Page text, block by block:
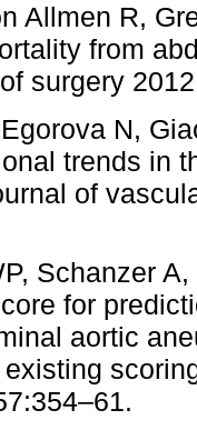
Allmen R,
from
of surgery
N,
trends in
of
Schanzer
for
aortic